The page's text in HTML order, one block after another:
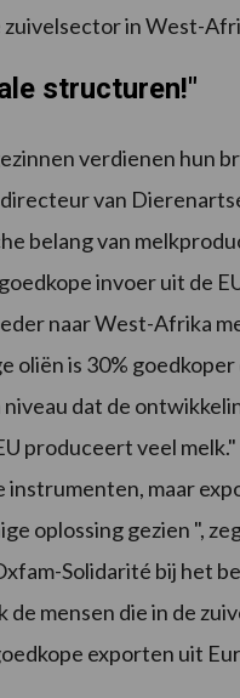
in West-
structuren!"
verdienen hun
van
belang van
invoer uit de
naar West-Afrika
oliën is 30%
dat de
produceert veel
instrumenten, maar
oplossing gezien ",
Solidarité bij het
mensen die in de
exporten uit